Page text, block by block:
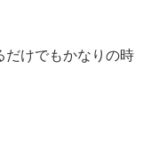
だけでもかなりの時